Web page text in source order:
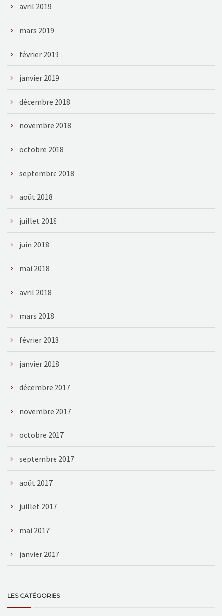
avril 2019
mars 2019
février 2019
janvier 2019
décembre 2018
novembre 2018
octobre 2018
septembre 2018
août 2018
juillet 2018
juin 2018
mai 2018
avril 2018
mars 2018
février 2018
janvier 2018
décembre 2017
novembre 2017
octobre 2017
septembre 2017
août 2017
juillet 2017
mai 2017
janvier 2017
LES CATÉGORIES